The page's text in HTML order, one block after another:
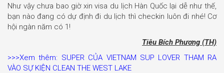
Như vậy chưa bao giờ xin visa du lịch Hàn Quốc lại dễ như thế,
bạn nào đang có dự định đi du lịch thì checkin luôn đi nhé! Cơ
hội ngàn năm có 1!
Tiêu Bích Phương (TH)
>>>Xem thêm: SUPER CỦA VIETNAM SUP LOVER THAM RA
VÀO SỰ KIỆN CLEAN THE WEST LAKE